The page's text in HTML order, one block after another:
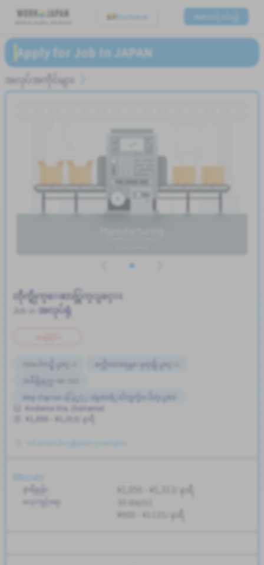
Burmese
Apply for Job In JAPAN
အလုပ်အကိုင်များ
တိုက္ရိုက္ေဆာင္ရြက္ျခင္း
အလုပ်ရုံ
ကားပါကင္ရွိျခင္း
စက္ဘီးထားရန္ေနရာရွိျခင္း
အခ်ိန္ပိုနည္းေသာ
စေန တနဂၤေႏြႏွင့္ အျခားရံုးပိတ္ရက္မ်ား ပိတ္ျခား
အလုပ္အေတြ႕အၾကံဳရွိရန္မလို
Kodama Sta. (Saitama)
¥1,050 - ¥1,313/ နာရီ
လစာ
နာရီနှုန်း ¥1,050 - ¥1,313/ နာရီ
လေ့ကျင့်ရေး
30 day(s)
¥900 - ¥1125/ နာရီ